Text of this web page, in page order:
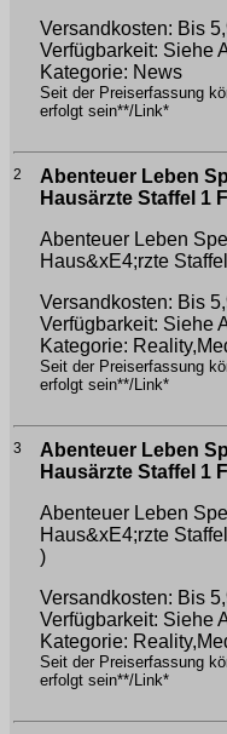
Versandkosten: Bis
Verfügbarkeit: Siehe
Kategorie: News
Seit der Preiserfassung
erfolgt sein**/Link*
2
Abenteuer Leben
Hausärzte Staffel 1
Abenteuer Leben
Haus&xE4;rzte
Versandkosten: Bis
Verfügbarkeit: Siehe
Kategorie:
Seit der Preiserfassung
erfolgt sein**/Link*
3
Abenteuer Leben
Hausärzte Staffel 1
Abenteuer Leben
Haus&xE4;rzte
)
Versandkosten: Bis
Verfügbarkeit: Siehe
Kategorie:
Seit der Preiserfassung
erfolgt sein**/Link*